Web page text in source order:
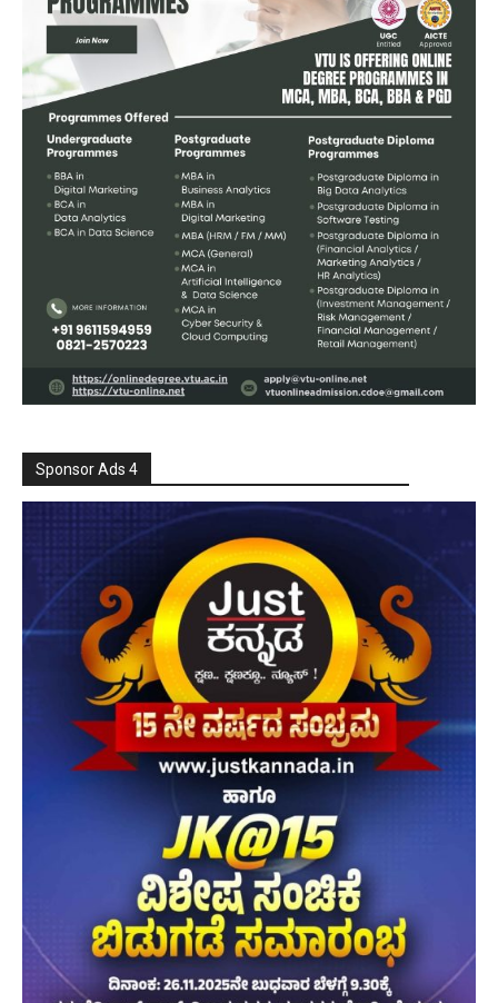
Sponsor Ads 4